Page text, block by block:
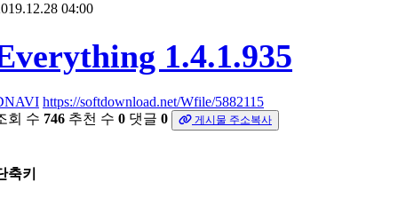
04:00
1.4.1.935
https://softdownload.net/Wfile/5882115
회 수 746 추천 수 0 댓글 0 게시물 주소복사
축키